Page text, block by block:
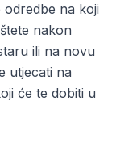
na koji
nakon
ili na novu
utjecati na
će te dobiti u